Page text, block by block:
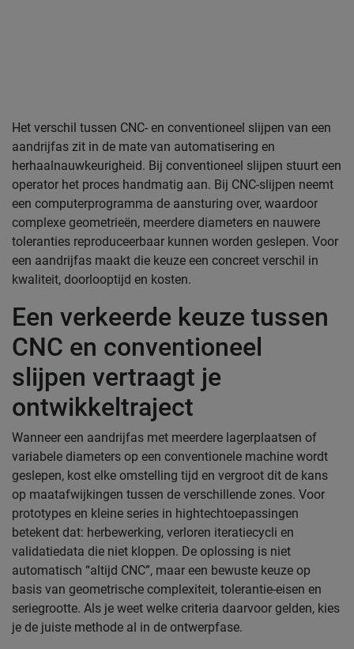
Het verschil tussen CNC- en conventioneel slijpen van een
aandrijfas zit in de mate van automatisering en
herhaalnauwkeurigheid. Bij conventioneel slijpen stuurt een
operator het proces handmatig aan. Bij CNC-slijpen neemt
een computerprogramma de aansturing over, waardoor
complexe geometrieën, meerdere diameters en nauwere
toleranties reproduceerbaar kunnen worden geslepen. Voor
een aandrijfas maakt die keuze een concreet verschil in
kwaliteit, doorlooptijd en kosten.
Een verkeerde keuze tussen
CNC en conventioneel
slijpen vertraagt je
ontwikkeltraject
Wanneer een aandrijfas met meerdere lagerplaatsen of
variabele diameters op een conventionele machine wordt
geslepen, kost elke omstelling tijd en vergroot dit de kans
op maatafwijkingen tussen de verschillende zones. Voor
prototypes en kleine series in hightechtoepassingen
betekent dat: herbewerking, verloren iteratiecycli en
validatiedata die niet kloppen. De oplossing is niet
automatisch “altijd CNC”, maar een bewuste keuze op
basis van geometrische complexiteit, tolerantie-eisen en
seriegrootte. Als je weet welke criteria daarvoor gelden, kies
je de juiste methode al in de ontwerpfase.